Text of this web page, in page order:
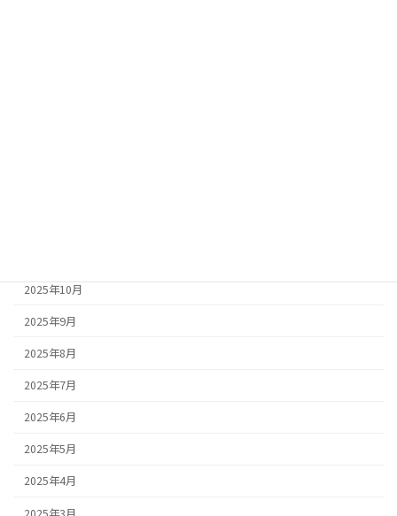
2025年10月
2025年9月
2025年8月
2025年7月
2025年6月
2025年5月
2025年4月